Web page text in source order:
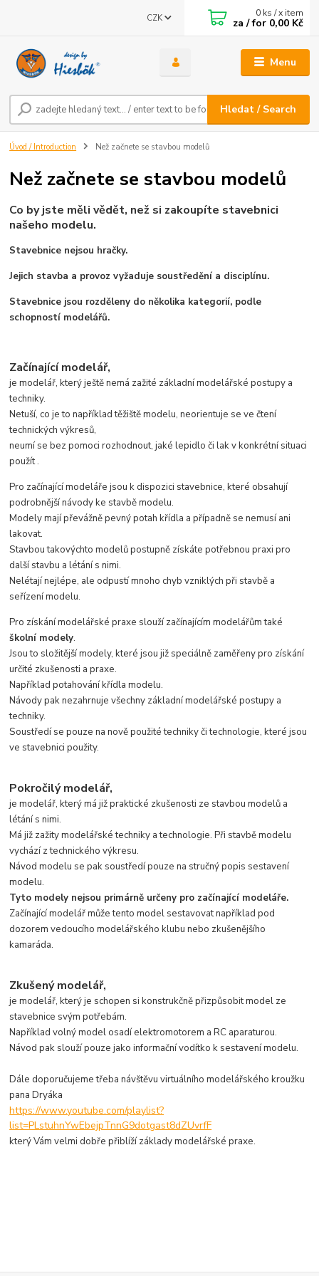
Menu
CZK
Hledat / Search
0 ks / x item
za / for 0,00 Kč
Úvod / Introduction Než začnete se stavbou modelů
Než začnete se stavbou modelů
Co by jste měli vědět, než si zakoupíte stavebnici
našeho modelu.
Stavebnice nejsou hračky.
Jejich stavba a provoz vyžaduje soustředění a disciplínu.
Stavebnice jsou rozděleny do několika kategorií, podle
schopností modelářů.
Začínající modelář,
je modelář, který ještě nemá zažité základní modelářské postupy a
techniky.
Netuší, co je to například těžiště modelu, neorientuje se ve čtení
technických výkresů,
neumí se bez pomoci rozhodnout, jaké lepidlo či lak v konkrétní situaci
použít .
Pro začínající modeláře jsou k dispozici stavebnice, které obsahují
podrobnější návody ke stavbě modelu.
Modely mají převážně pevný potah křídla a případně se nemusí ani
lakovat.
Stavbou takovýchto modelů postupně získáte potřebnou praxi pro
další stavbu a létání s nimi.
Nelétají nejlépe, ale odpustí mnoho chyb vzniklých při stavbě a
seřízení modelu.
Pro získání modelářské praxe slouží začínajícím modelářům také
školní modely.
Jsou to složitější modely, které jsou již speciálně zaměřeny pro získání
určité zkušenosti a praxe.
Například potahování křídla modelu.
Návody pak nezahrnuje všechny základní modelářské postupy a
techniky.
Soustředí se pouze na nově použité techniky či technologie, které jsou
ve stavebnici použity.
Pokročilý modelář,
je modelář, který má již praktické zkušenosti ze stavbou modelů a
létání s nimi.
Má již zažity modelářské techniky a technologie. Při stavbě modelu
vychází z technického výkresu.
Návod modelu se pak soustředí pouze na stručný popis sestavení
modelu.
Tyto modely nejsou primárně určeny pro začínající modeláře.
Začínající modelář může tento model sestavovat například pod
dozorem vedoucího modelářského klubu nebo zkušenějšího
kamaráda.
Zkušený modelář,
je modelář, který je schopen si konstrukčně přizpůsobit model ze
stavebnice svým potřebám.
Například volný model osadí elektromotorem a RC aparaturou.
Návod pak slouží pouze jako informační vodítko k sestavení modelu.
Dále doporučujeme třeba návštěvu virtuálního modelářského kroužku
pana Dryáka
https://www.youtube.com/playlist?
list=PLstuhnYwEbejpTnnG9dotgast8dZUvrfF
který Vám velmi dobře přiblíží základy modelářské praxe.